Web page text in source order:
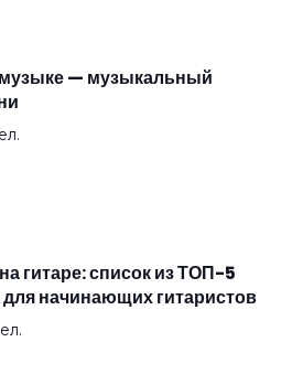
музыке — музыкальный
гитаре: список из ТОП-5
для начинающих гитаристов